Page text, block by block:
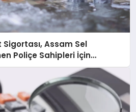
Assam Sel
Poliçe Sahipleri İçin
Süreci Başlattı